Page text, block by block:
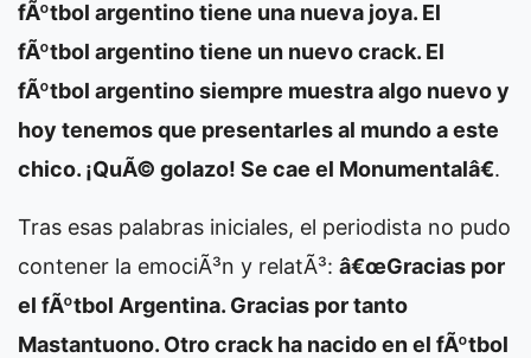
fÃºtbol argentino tiene una nueva joya. El
fÃºtbol argentino tiene un nuevo crack. El
fÃºtbol argentino siempre muestra algo nuevo y
hoy tenemos que presentarles al mundo a este
chico. ¡QuÃ© golazo! Se cae el Monumentalâ€.
Tras esas palabras iniciales, el periodista no pudo
contener la emociÃ³n y relatÃ³: â€œGracias por
el fÃºtbol Argentina. Gracias por tanto
Mastantuono. Otro crack ha nacido en el fÃºtbol